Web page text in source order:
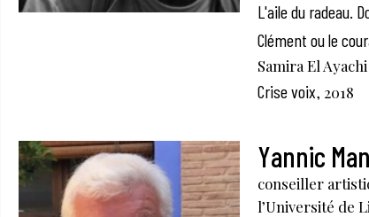
L'aile du radeau.
Clément ou le
Samira El Ayachi
Crise voix, 2018
Yannic
conseiller
l’Université de